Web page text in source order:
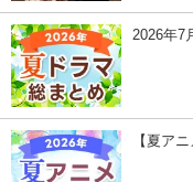
2026年7
【夏ア